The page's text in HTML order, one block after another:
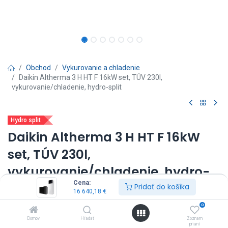
Cena:
16 640,18 € Pridať do košíka
Domov Hľadať
0
Zoznam
prianí
Obchod
Vykurovanie a chladenie
Daikin Altherma 3 H HT F 16kW set, TÚV 230l,
vykurovanie/chladenie, hydro-split
Hydro split
Daikin Altherma 3 H HT F 16kW
set, TÚV 230l,
vykurovanie/chladenie, hydro-
(0 recenzia)
vnútorná jednotka: ETVX16S23E9W7*